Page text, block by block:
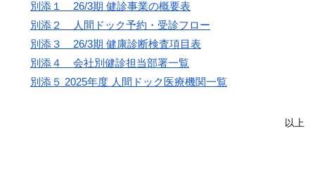
別添１    26/3期 健診事業の概要表
別添２    人間ドック予約・受診フロー
別添３    26/3期 健康診断検査項目表
別添４    会社別健診担当部署一覧
別添５ 2025年度 人間ドック医療機関一覧
以上